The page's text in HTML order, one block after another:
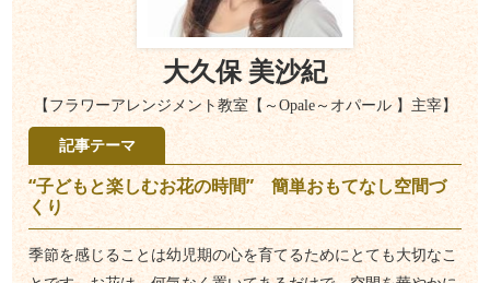
大久保 美沙紀
【フラワーアレンジメント教室【～Opale～オパール 】主宰】
記事テーマ
“子どもと楽しむお花の時間” 簡単おもてなし空間づ
くり
季節を感じることは幼児期の心を育てるためにとても大切なこ